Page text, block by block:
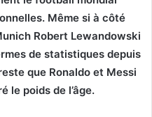
Même si à côté
Robert Lewandowski
de statistiques depuis
que Ronaldo et Messi
le poids de l’âge.